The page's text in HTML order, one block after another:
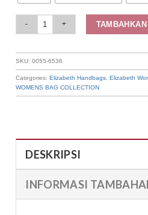
SKU:0055-6536
Categories:Elizabeth Handbags ,Elizabeth
WOMENS BAG COLLECTION
DESKRIPSI
INFORMASI